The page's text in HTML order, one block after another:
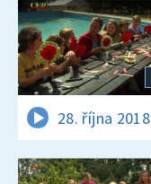
28. října 2018